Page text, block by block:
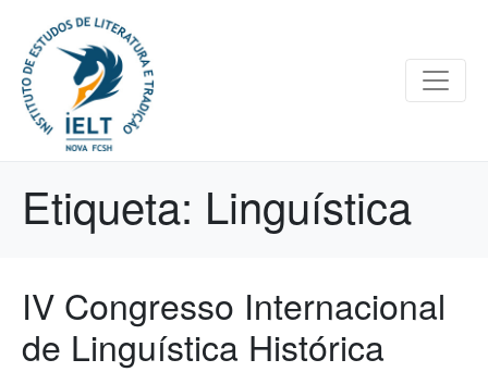
Etiqueta: Linguística
IV Congresso Internacional
de Linguística Histórica